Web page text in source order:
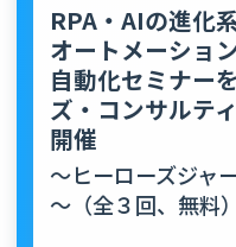
RPA・AIの進化
オートメーショ
自動化セミナー
ズ・コンサルテ
開催
～ヒーローズジャ
～（全３回、無料）